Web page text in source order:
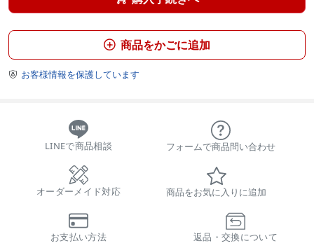
 商品をかごに追加
 お客様情報を保護しています
LINEで商品相談 フォームで商品問い合わせ
オーダーメイド対応 商品をお気に入りに追加
お支払い方法 返品・交換について